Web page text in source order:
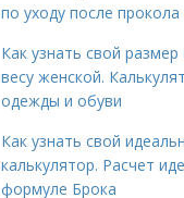
по уходу после прокола
Как узнать свой
весу женской.
одежды и обуви
Как узнать свой
калькулятор. Расчет
формуле Брока